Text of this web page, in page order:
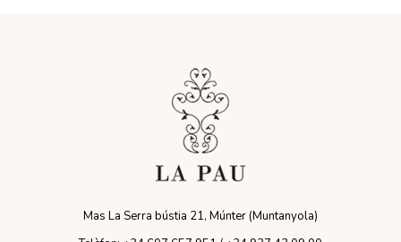
Mas La Serra bústia 21, Múnter (Muntanyola)